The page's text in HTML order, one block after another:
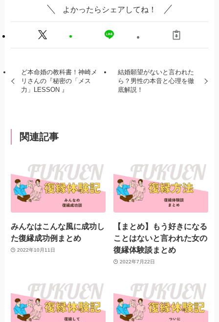
よかったらシェアしてね！
ど本命婚の教科書！神崎メ
リさんの『秘密の「メス
力」LESSON 』
結婚願望がないと言われた
ら？男性の本音と心理を徹
底解説！
関連記事
みんなはこんな風に成功し
た復縁成功例まとめ
2022年10月11日
【まとめ】もう好きになる
ことはないと言われた女の
復縁体験談まとめ
2022年7月22日